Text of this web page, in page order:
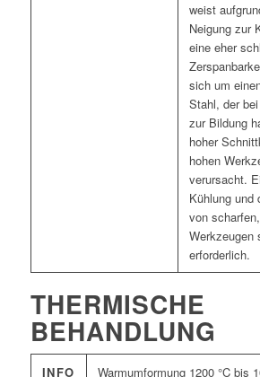
weist
Neigung zur
eine eher
sich um
Stahl, der
zur Bildung
hoher
hohen
verursacht.
Kühlung und
von
Werkzeugen
erforderlich.
THERMISCHE
BEHANDLUNG
INFO
Warmumformung 1200 °C bis